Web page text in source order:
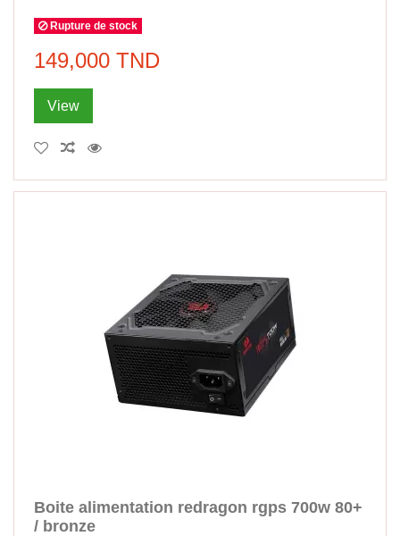
Rupture de stock
149,000 TND
View
Boite alimentation redragon rgps 700w 80+
/ bronze